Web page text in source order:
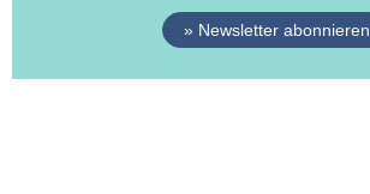
» Newsletter abonnieren